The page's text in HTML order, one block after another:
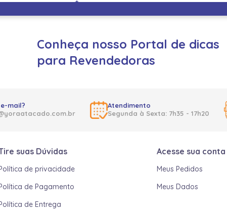
Conheça nosso Portal de dicas
para Revendedoras
mail?
Atendimento
Segunda à Sexta: 7h35 - 17h20
suas Dúvidas
de privacidade
de Pagamento
de Entrega
Acesse sua conta
Meus Pedidos
Meus Dados